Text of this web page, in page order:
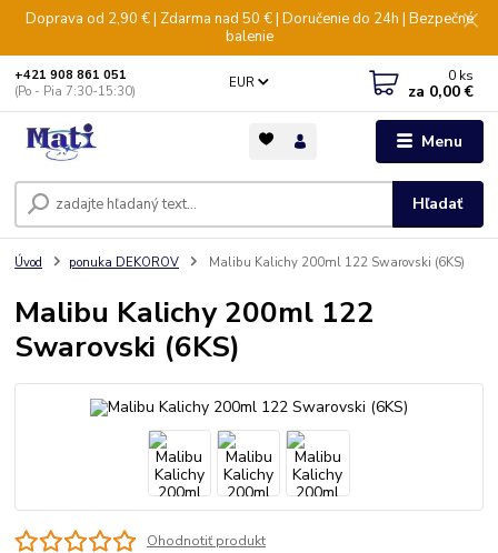
Doprava od 2,90 € | Zdarma nad 50 € | Doručenie do 24h | Bezpečné
balenie
Menu
EUR
Hľadať
+421 908 861 051
(Po - Pia 7:30-15:30)
0 ks
za 0,00 €
Úvod ponuka DEKOROV Malibu Kalichy 200ml 122 Swarovski (6KS)
Malibu Kalichy 200ml 122
Swarovski (6KS)
Ohodnotiť produkt